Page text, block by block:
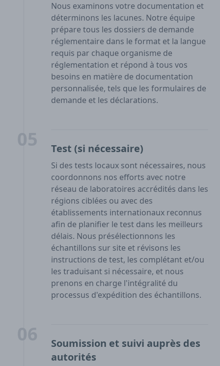
Nous examinons votre documentation et
déterminons les lacunes. Notre équipe
prépare tous les dossiers de demande
réglementaire dans le format et la langue
requis par chaque organisme de
réglementation et répond à tous vos
besoins en matière de documentation
personnalisée, tels que les formulaires de
demande et les déclarations.
Test (si nécessaire)
Si des tests locaux sont nécessaires, nous
coordonnons nos efforts avec notre
réseau de laboratoires accrédités dans les
régions ciblées ou avec des
établissements internationaux reconnus
afin de planifier le test dans les meilleurs
délais. Nous présélectionnons les
échantillons sur site et révisons les
instructions de test, les complétant et/ou
les traduisant si nécessaire, et nous
prenons en charge l'intégralité du
processus d'expédition des échantillons.
Soumission et suivi auprès des
autorités